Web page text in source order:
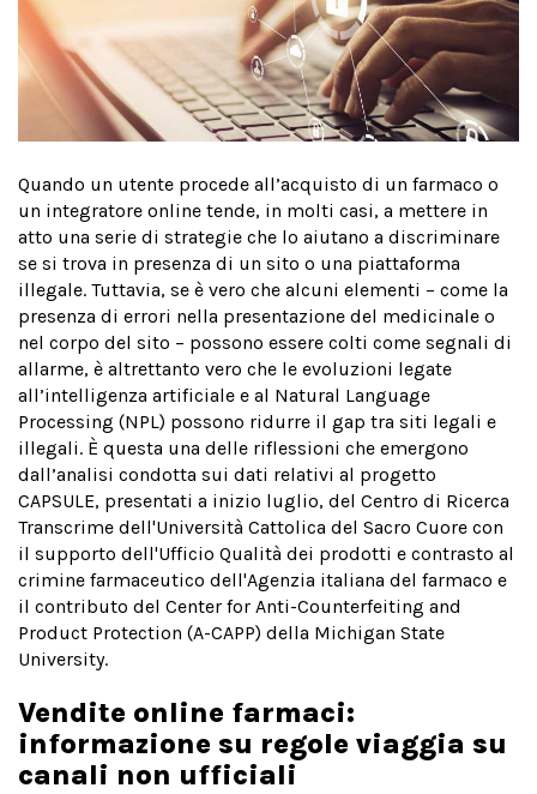
Quando un utente procede all’acquisto di un farmaco o
un integratore online tende, in molti casi, a mettere in
atto una serie di strategie che lo aiutano a discriminare
se si trova in presenza di un sito o una piattaforma
illegale. Tuttavia, se è vero che alcuni elementi – come la
presenza di errori nella presentazione del medicinale o
nel corpo del sito – possono essere colti come segnali di
allarme, è altrettanto vero che le evoluzioni legate
all’intelligenza artificiale e al Natural Language
Processing (NPL) possono ridurre il gap tra siti legali e
illegali. È questa una delle riflessioni che emergono
dall’analisi condotta sui dati relativi al progetto
CAPSULE, presentati a inizio luglio, del Centro di Ricerca
Transcrime dell'Università Cattolica del Sacro Cuore con
il supporto dell'Ufficio Qualità dei prodotti e contrasto al
crimine farmaceutico dell'Agenzia italiana del farmaco e
il contributo del Center for Anti-Counterfeiting and
Product Protection (A-CAPP) della Michigan State
University.
Vendite online farmaci:
informazione su regole viaggia su
canali non ufficiali